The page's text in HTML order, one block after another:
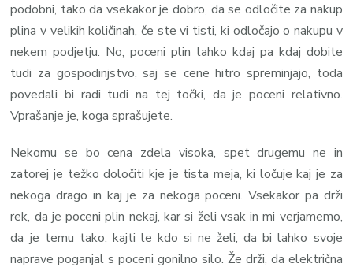
podobni, tako da vsekakor je dobro, da se odločite za nakup
plina v velikih količinah, če ste vi tisti, ki odločajo o nakupu v
nekem podjetju. No, poceni plin lahko kdaj pa kdaj dobite
tudi za gospodinjstvo, saj se cene hitro spreminjajo, toda
povedali bi radi tudi na tej točki, da je poceni relativno.
Vprašanje je, koga sprašujete.
Nekomu se bo cena zdela visoka, spet drugemu ne in
zatorej je težko določiti kje je tista meja, ki ločuje kaj je za
nekoga drago in kaj je za nekoga poceni. Vsekakor pa drži
rek, da je poceni plin nekaj, kar si želi vsak in mi verjamemo,
da je temu tako, kajti le kdo si ne želi, da bi lahko svoje
naprave poganjal s poceni gonilno silo. Že drži, da električna